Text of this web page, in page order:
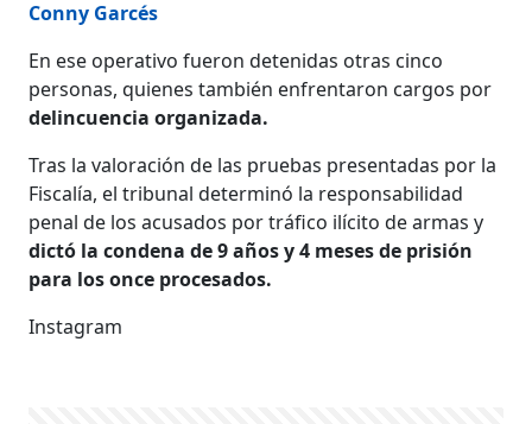
Conny Garcés
En ese operativo fueron detenidas otras cinco
personas, quienes también enfrentaron cargos por
delincuencia organizada.
Tras la valoración de las pruebas presentadas por la
Fiscalía, el tribunal determinó la responsabilidad
penal de los acusados por tráfico ilícito de armas y
dictó la condena de 9 años y 4 meses de prisión
para los once procesados.
Instagram